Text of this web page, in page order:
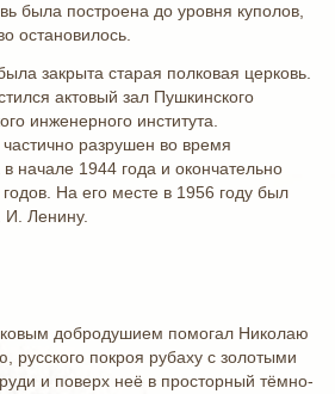
была построена до уровня куполов,
остановилось.
закрыта старая полковая церковь.
актовый зал Пушкинского
инженерного института.
разрушен во время
начале 1944 года и окончательно
На его месте в 1956 году был
И. Ленину.
добродушием помогал Николаю
русского покроя рубаху с золотыми
и поверх неё в просторный тёмно-